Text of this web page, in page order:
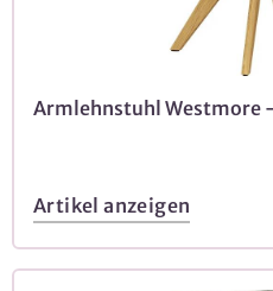
Armlehnstuhl Westmore
Artikel anzeigen